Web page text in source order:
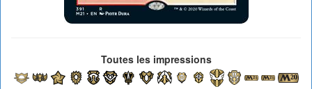
Toutes les impressions